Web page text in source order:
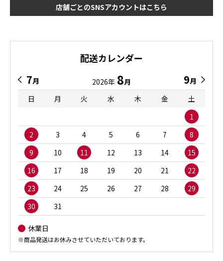
店舗ごとのSNSアカウントはこちら
配送カレンダー
7月 2026年 8月 9月
日
月 火 水 木 金
土
1
2
3 4 5 6 7
8
9
10 11 12 13 14
15
16
17 18 19 20 21
22
23
24 25 26 27 28
29
30
31
休業日
※商品発送はお休みさせていただいております。